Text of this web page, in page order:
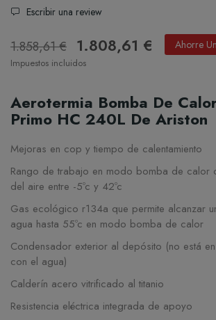
Escribir una review
1.858,61 € 1.808,61 € Ahorre
Impuestos incluidos
Aerotermia Bomba De
Primo HC 240L De Ariston
Mejoras en cop y tiempo de calentamiento
Rango de trabajo en modo bomba de calor
del aire entre -5ºc y 42ºc
Gas ecológico r134a que permite alcanzar
agua hasta 55ºc en modo bomba de calor
Condensador exterior al depósito (no está
con el agua)
Calderín acero vitrificado al titanio
Resistencia eléctrica integrada de apoyo